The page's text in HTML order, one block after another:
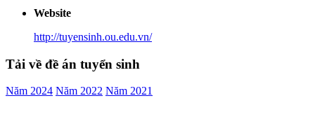
Website
http://tuyensinh.ou.edu.vn/
Tải về đề án tuyển sinh
Năm 2024 Năm 2022 Năm 2021